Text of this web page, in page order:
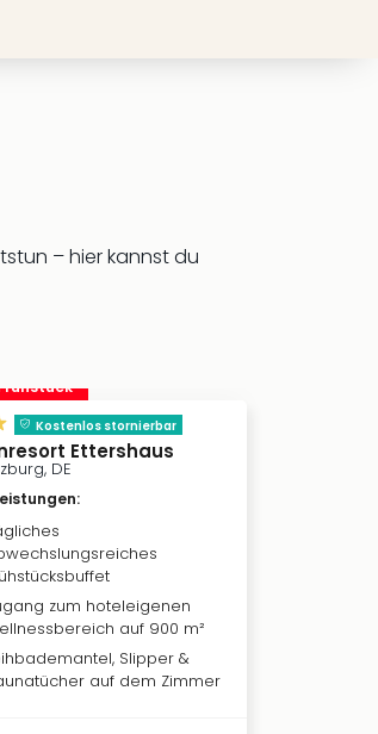
– hier kannst du
Kostenlos stornierbar
Ettershaus
DE
:
zum hoteleigenen
auf 900 m²
Slipper &
auf dem Zimmer